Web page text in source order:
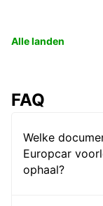
Alle landen
FAQ
Welke
Europcar
ophaal?